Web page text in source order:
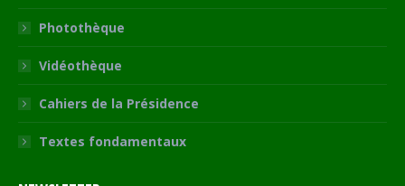
Photothèque
Vidéothèque
Cahiers de la Présidence
Textes fondamentaux